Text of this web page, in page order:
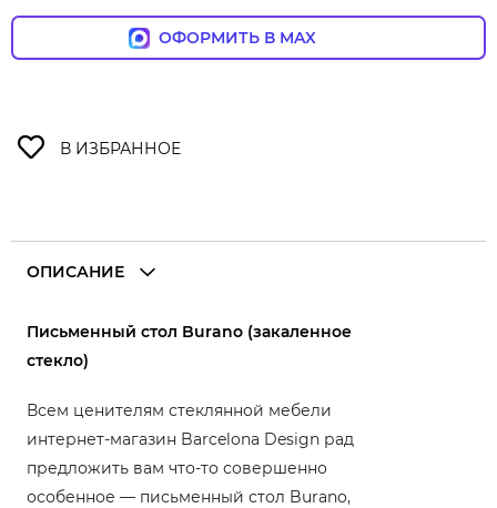
ОФОРМИТЬ В MAX
ОПИСАНИЕ
Письменный стол Burano (закаленное
стекло)
Всем ценителям стеклянной мебели
интернет-магазин Barcelona Design рад
предложить вам что-то совершенно
особенное — письменный стол Burano,